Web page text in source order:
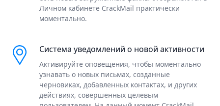
Личном кабинете CrackMail практически
моментально.
Система уведомлений о новой активности
Активируйте оповещения, чтобы моментально
узнавать о новых письмах, созданные
черновиках, добавленных контактах, и других
действиях, совершенных целевым